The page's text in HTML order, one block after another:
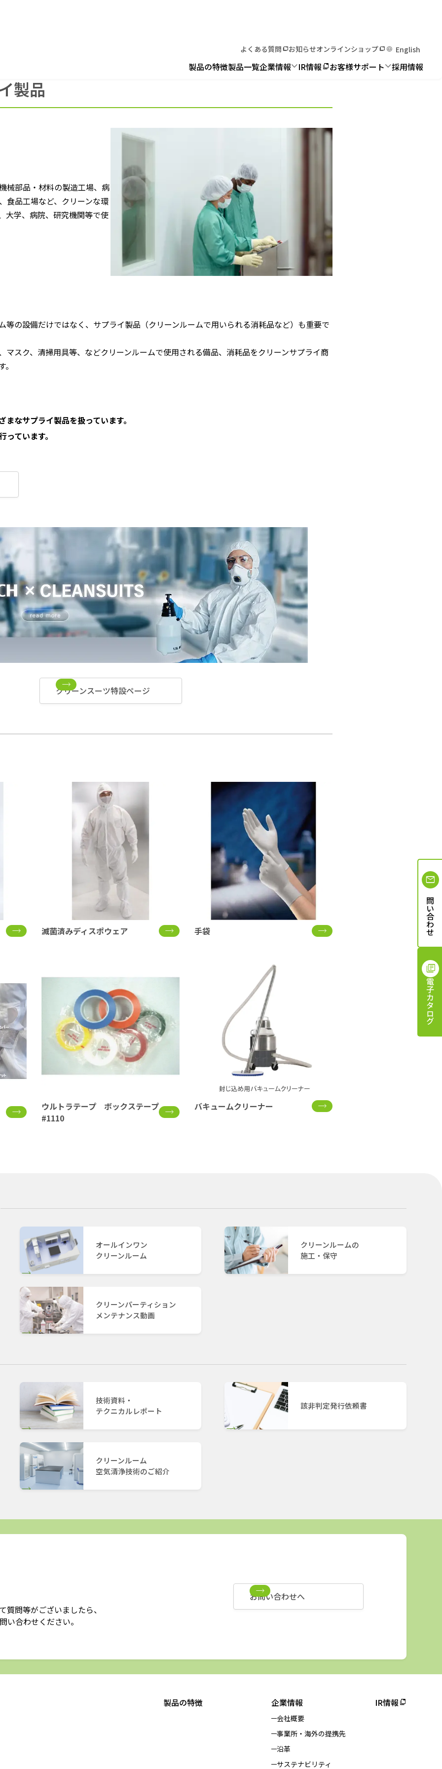
製品の特徴製品一覧企業情報 IR情報 お客様サポート 採用情報
よくある質問 お知らせオンラインショップ English
お問い合わせ
電子カタログ
製品
械部品・材料の製造工場、病
食品工場など、クリーンな環
大学、病院、研究機関等で使
等の設備だけではなく、サプライ製品（クリーンルームで用いられる消耗品など）も重要で
マスク、清掃用具等、などクリーンルームで使用される備品、消耗品をクリーンサプライ商
なサプライ製品を扱っています。
ています。
クリーンスーツ特設ページ
滅菌済みディスポウェア 手袋
ウルトラテープ ボックステープ
#1110
バキュームクリーナー
オールインワン
クリーンルーム
クリーンルームの
施工・保守
クリーンパーティション
メンテナンス動画
技術資料・
テクニカルレポート
該非判定発行依頼書
クリーンルーム
空気清浄技術のご紹介
問等がございましたら、
い合わせください。
お問い合わせへ
製品の特徴 企業情報
会社概要
事業所・海外の提携先
沿革
サステナビリティ
IR情報